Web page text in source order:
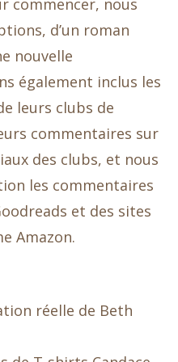
commencer, nous
d’un roman
nouvelle
également inclus les
leurs clubs de
commentaires sur
des clubs, et nous
les commentaires
et des sites
Amazon.
réelle de Beth